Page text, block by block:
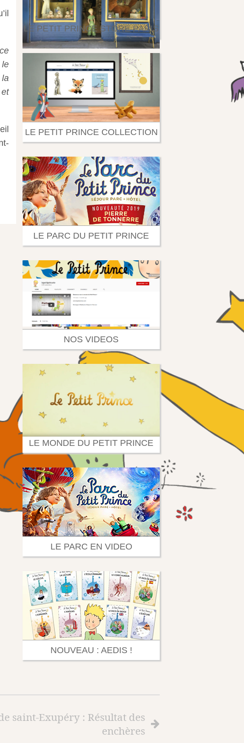
le
la
LE PETIT PRINCE STORE PARIS
LE PETIT PRINCE COLLECTION
LE PARC DU PETIT PRINCE
NOS VIDEOS
LE MONDE DU PETIT PRINCE
LE PARC EN VIDEO
NOUVEAU : AEDIS !
saint-Exupéry : Résultat des
enchères